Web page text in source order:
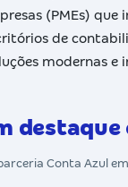
(PMEs)
de
modernas
destaque
Conta Azul em